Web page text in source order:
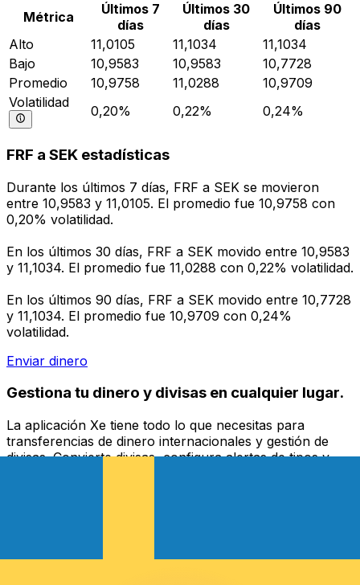
Métrica
Últimos 7
días
Últimos 30
días
Últimos 90
días
Alto
11,0105 11,1034
11,1034
Bajo
10,9583 10,9583
10,7728
Promedio
10,9758 11,0288
10,9709
Volatilidad
0,20% 0,22% 0,24%
FRF a SEK estadísticas
Durante los últimos 7 días, FRF a SEK se movieron
entre 10,9583 y 11,0105. El promedio fue 10,9758 con
0,20% volatilidad.
En los últimos 30 días, FRF a SEK movido entre 10,9583
y 11,1034. El promedio fue 11,0288 con 0,22% volatilidad.
En los últimos 90 días, FRF a SEK movido entre 10,7728
y 11,1034. El promedio fue 10,9709 con 0,24%
volatilidad.
Enviar dinero
Gestiona tu dinero y divisas en cualquier lugar.
La aplicación Xe tiene todo lo que necesitas para
transferencias de dinero internacionales y gestión de
divisas. Convierte divisas, configura alertas de tipos y